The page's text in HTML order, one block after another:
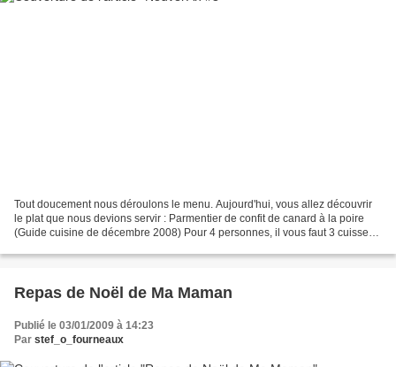
Tout doucement nous déroulons le menu. Aujourd'hui, vous allez découvrir
le plat que nous devions servir : Parmentier de confit de canard à la poire
(Guide cuisine de décembre 2008) Pour 4 personnes, il vous faut 3 cuisses
Repas de Noël de Ma Maman
Publié le 03/01/2009 à 14:23
Par stef_o_fourneaux